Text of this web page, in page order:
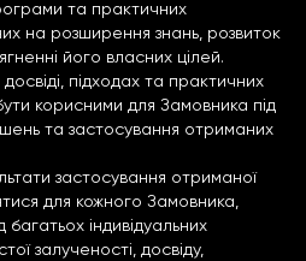
та практичних
на розширення знань, розвиток
його власних цілей.
підходах та практичних
корисними для Замовника під
та застосування отриманих
застосування отриманої
для кожного Замовника,
багатьох індивідуальних
залученості, досвіду,